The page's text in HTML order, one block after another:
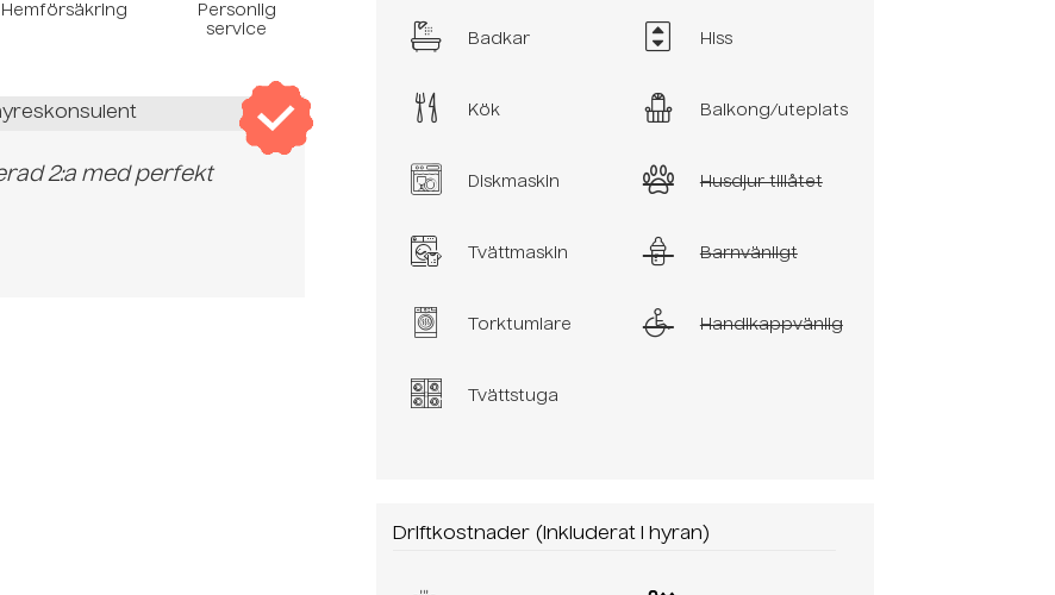
Hemförsäkring
Personlig
service
2:a med perfekt
Badkar
Kök
Diskmaskin
Tvättmaskin
Torktumlare
Tvättstuga
Hiss
Balkong/uteplats
Husdjur tillåtet
Barnvänligt
Handikappvänlig
Driftkostnader (inkluderat i hyran)